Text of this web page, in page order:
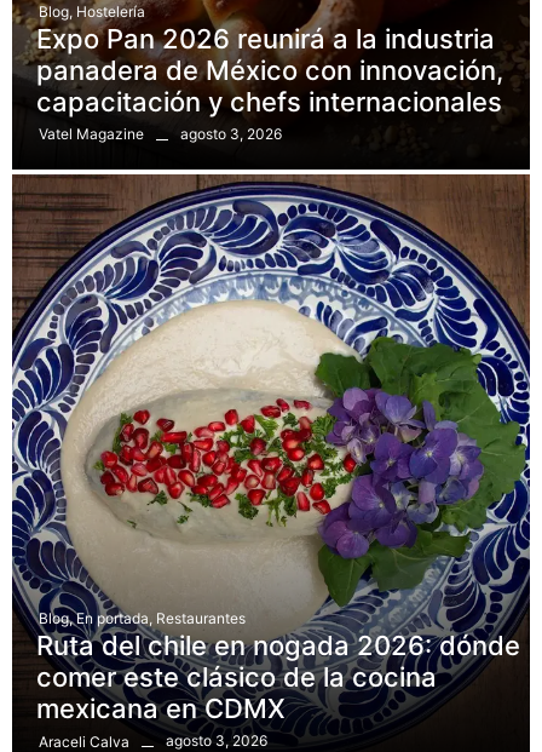
Blog, Hostelería
Expo Pan 2026 reunirá a la industria
panadera de México con innovación,
capacitación y chefs internacionales
Vatel Magazine agosto 3, 2026
Blog, En portada Restaurantes
Ruta del chile en nogada 2026: dónde
comer este clásico de la cocina
mexicana en CDMX
Araceli Calva agosto 3, 2026